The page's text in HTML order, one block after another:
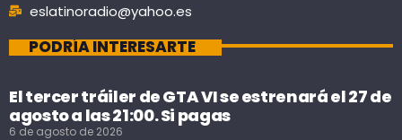
eslatinoradio@yahoo.es
PODRÍA INTERESARTE
El tercer tráiler de GTA VI se estrenará el 27 de
agosto a las 21:00. Si pagas
6 de agosto de 2026